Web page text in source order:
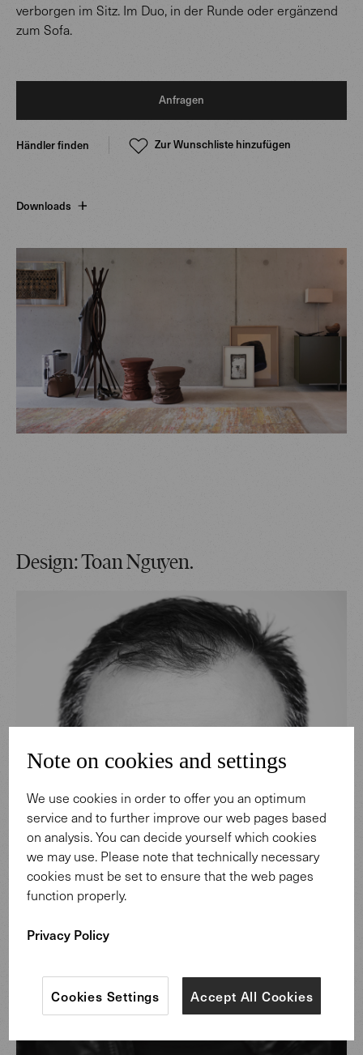
verborgen im Sitz. Im Duo, in der Runde oder ergänzend
zum Sofa.
Anfragen
Händler finden Zur Wunschliste hinzufügen
Downloads
Design: Toan Nguyen.
Note on cookies and settings
We use cookies in order to offer you an optimum
service and to further improve our web pages based
on analysis. You can decide yourself which cookies
we may use. Please note that technically necessary
cookies must be set to ensure that the web pages
function properly.
Privacy Policy
Accept All Cookies
Cookies Settings